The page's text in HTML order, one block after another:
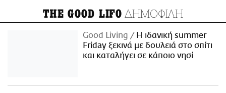
THE GOOD LIFO ΔΗΜΟΦΙΛΗ
Good Living
Η ιδανική summer
Friday ξεκινά με δουλειά στο σπίτι
και καταλήγει σε κάποιο νησί